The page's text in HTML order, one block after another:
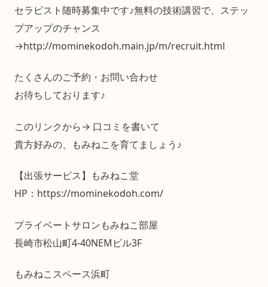
セラピスト随時募集中です♪無料の技術講習で、ステッ
プアップのチャンス
→http://mominekodoh.main.jp/m/recruit.html
たくさんのご予約・お問い合わせ
お待ちしております♪
このリンクから→ 口コミを書いて
貴方好みの、もみねこを育てましょう♪
【出張サービス】もみねこ堂
HP：https://mominekodoh.com/
プライベートサロンもみねこ部屋
長崎市松山町4-40NEMビル3F
もみねこスペース浜町